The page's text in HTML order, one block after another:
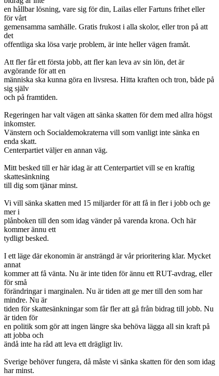
en hållbar lösning, vare sig för din, Lailas eller Fartuns frihet eller
för vårt
gemensamma samhälle. Gratis frukost i alla skolor, eller tron på att
det
offentliga ska lösa varje problem, är inte heller vägen framåt.
Att fler får ett första jobb, att fler kan leva av sin lön, det är
avgörande för att en
människa ska kunna göra en livsresa. Hitta kraften och tron, både på
sig själv
och på framtiden.
Regeringen har valt vägen att sänka skatten för dem med allra högst
inkomster.
Vänstern och Socialdemokraterna vill som vanligt inte sänka en
enda skatt.
Centerpartiet väljer en annan väg.
Mitt besked till er här idag är att Centerpartiet vill se en kraftig
skattesänkning
till dig som tjänar minst.
Vi vill sänka skatten med 15 miljarder för att få in fler i jobb och ge
mer i
plånboken till den som idag vänder på varenda krona. Och här
kommer ännu ett
tydligt besked.
I ett läge där ekonomin är ansträngd är vår prioritering klar. Mycket
annat
kommer att få vänta. Nu är inte tiden för ännu ett RUT-avdrag, eller
för små
förändringar i marginalen. Nu är tiden att ge mer till den som har
mindre. Nu är
tiden för skattesänkningar som får fler att gå från bidrag till jobb. Nu
är tiden för
en politik som gör att ingen längre ska behöva lägga all sin kraft på
att jobba och
ändå inte ha råd att leva ett drägligt liv.
Sverige behöver fungera, då måste vi sänka skatten för den som idag
har minst.